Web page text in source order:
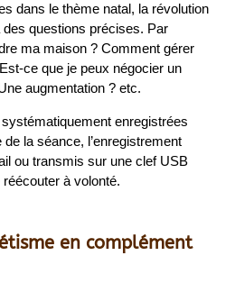
dans le thème natal, la révolution
questions précises. Par
ma maison ? Comment gérer
ce que je peux négocier un
augmentation ? etc.
enregistrées
la séance, l’enregistrement
ou transmis sur une clef USB
à volonté.
en complément